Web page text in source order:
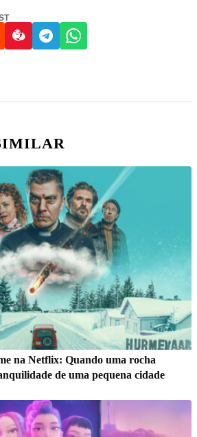
na Netflix: Quando uma rocha
de uma pequena cidade